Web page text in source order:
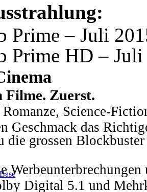
Prime – Juli
Prime HD –
Filme. Zuerst.
Science-
Geschmack das
die grossen
Digital 5.1 und